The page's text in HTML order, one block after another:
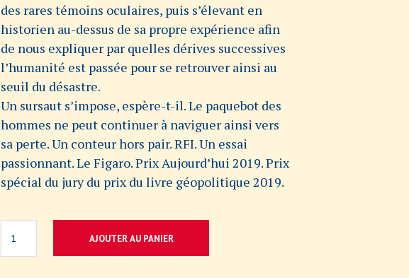
des rares témoins oculaires, puis s’élevant en
historien au-dessus de sa propre expérience afin
de nous expliquer par quelles dérives successives
l’humanité est passée pour se retrouver ainsi au
seuil du désastre.
Un sursaut s’impose, espère-t-il. Le paquebot des
hommes ne peut continuer à naviguer ainsi vers
sa perte. Un conteur hors pair. RFI. Un essai
passionnant. Le Figaro. Prix Aujourd’hui 2019. Prix
spécial du jury du prix du livre géopolitique 2019.
AJOUTER AU PANIER